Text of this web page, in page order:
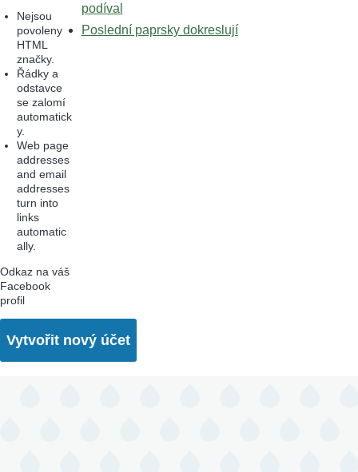
Nejsou
povoleny
HTML
značky.
Řádky a
odstavce
se zalomí
automatick
y.
Web page
addresses
and email
addresses
turn into
links
automatic
ally.
Odkaz na váš
Facebook
profil
podíval
Poslední paprsky dokreslují